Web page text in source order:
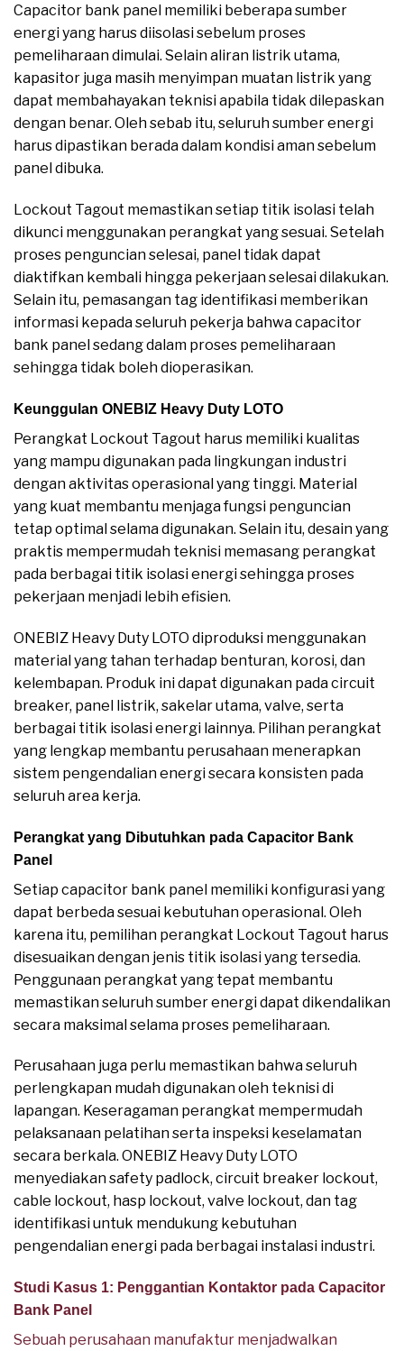
Capacitor bank panel memiliki beberapa sumber
energi yang harus diisolasi sebelum proses
pemeliharaan dimulai. Selain aliran listrik utama,
kapasitor juga masih menyimpan muatan listrik yang
dapat membahayakan teknisi apabila tidak dilepaskan
dengan benar. Oleh sebab itu, seluruh sumber energi
harus dipastikan berada dalam kondisi aman sebelum
panel dibuka.
Lockout Tagout memastikan setiap titik isolasi telah
dikunci menggunakan perangkat yang sesuai. Setelah
proses penguncian selesai, panel tidak dapat
diaktifkan kembali hingga pekerjaan selesai dilakukan.
Selain itu, pemasangan tag identifikasi memberikan
informasi kepada seluruh pekerja bahwa capacitor
bank panel sedang dalam proses pemeliharaan
sehingga tidak boleh dioperasikan.
Keunggulan ONEBIZ Heavy Duty LOTO
Perangkat Lockout Tagout harus memiliki kualitas
yang mampu digunakan pada lingkungan industri
dengan aktivitas operasional yang tinggi. Material
yang kuat membantu menjaga fungsi penguncian
tetap optimal selama digunakan. Selain itu, desain yang
praktis mempermudah teknisi memasang perangkat
pada berbagai titik isolasi energi sehingga proses
pekerjaan menjadi lebih efisien.
ONEBIZ Heavy Duty LOTO diproduksi menggunakan
material yang tahan terhadap benturan, korosi, dan
kelembapan. Produk ini dapat digunakan pada circuit
breaker, panel listrik, sakelar utama, valve, serta
berbagai titik isolasi energi lainnya. Pilihan perangkat
yang lengkap membantu perusahaan menerapkan
sistem pengendalian energi secara konsisten pada
seluruh area kerja.
Perangkat yang Dibutuhkan pada Capacitor Bank
Panel
Setiap capacitor bank panel memiliki konfigurasi yang
dapat berbeda sesuai kebutuhan operasional. Oleh
karena itu, pemilihan perangkat Lockout Tagout harus
disesuaikan dengan jenis titik isolasi yang tersedia.
Penggunaan perangkat yang tepat membantu
memastikan seluruh sumber energi dapat dikendalikan
secara maksimal selama proses pemeliharaan.
Perusahaan juga perlu memastikan bahwa seluruh
perlengkapan mudah digunakan oleh teknisi di
lapangan. Keseragaman perangkat mempermudah
pelaksanaan pelatihan serta inspeksi keselamatan
secara berkala. ONEBIZ Heavy Duty LOTO
menyediakan safety padlock, circuit breaker lockout,
cable lockout, hasp lockout, valve lockout, dan tag
identifikasi untuk mendukung kebutuhan
pengendalian energi pada berbagai instalasi industri.
Studi Kasus 1: Penggantian Kontaktor pada Capacitor
Bank Panel
Sebuah perusahaan manufaktur menjadwalkan